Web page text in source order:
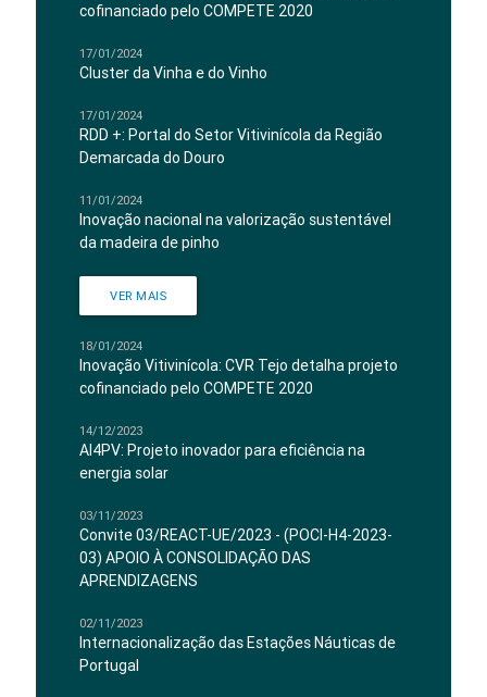
cofinanciado pelo COMPETE 2020
17/01/2024
Cluster da Vinha e do Vinho
17/01/2024
RDD +: Portal do Setor Vitivinícola da Região
Demarcada do Douro
11/01/2024
Inovação nacional na valorização sustentável
da madeira de pinho
VER MAIS
18/01/2024
Inovação Vitivinícola: CVR Tejo detalha projeto
cofinanciado pelo COMPETE 2020
14/12/2023
AI4PV: Projeto inovador para eficiência na
energia solar
03/11/2023
Convite 03/REACT-UE/2023 - (POCI-H4-2023-
03) APOIO À CONSOLIDAÇÃO DAS
APRENDIZAGENS
02/11/2023
Internacionalização das Estações Náuticas de
Portugal